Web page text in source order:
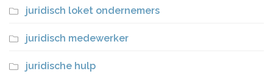
juridisch loket ondernemers
juridisch medewerker
juridische hulp